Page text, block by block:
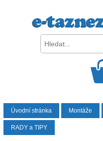
Úvodní stránka Montáže
RADY a TIPY